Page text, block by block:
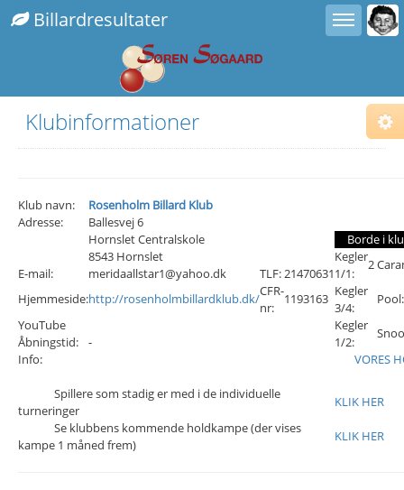
Billardresultater
Toggle user menu
Toggle sidebar
Klubinformationer
Klub navn:
Rosenholm Billard Klub
Adresse:
Ballesvej 6
Hornslet Centralskole
8543 Hornslet
E-mail:
meridaallstar1@yahoo.dk TLF:21470631
Hjemmeside:http://rosenholmbillardklub.dk/CFR-
nr:
1193163
YouTube
Åbningstid:
-
Info:
Borde i
Kegler
1/1:
2
Kegler
3/4:
Pool:
Kegler
1/2:
VORES
Spillere som stadig er med i de individuelle
turneringer
KLIK HER
Se klubbens kommende holdkampe (der vises
kampe 1 måned frem)
KLIK HER